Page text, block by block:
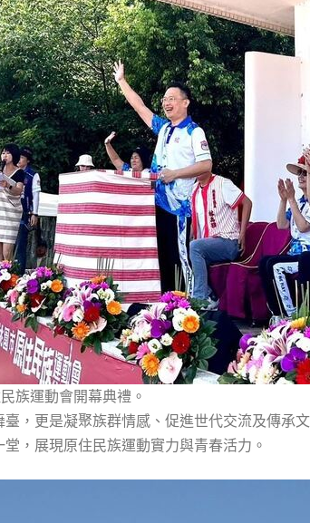
族運動會開幕典禮。
，更是凝聚族群情感、促進世代交流及傳承
，展現原住民族運動實力與青春活力。